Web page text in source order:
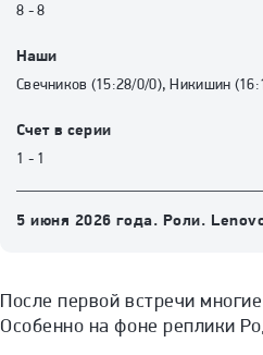
8 - 8
Наши
Свечников (15:28/0/0),Никишин (
Счет в серии
1 - 1
5 июня 2026 года. Роли.
После первой встречи
Особенно на фоне реплики